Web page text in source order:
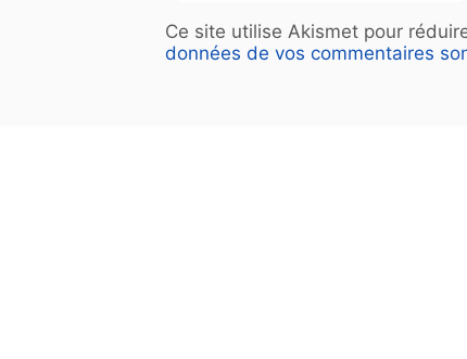
Ce site utilise Akismet pour
données de vos commentaires